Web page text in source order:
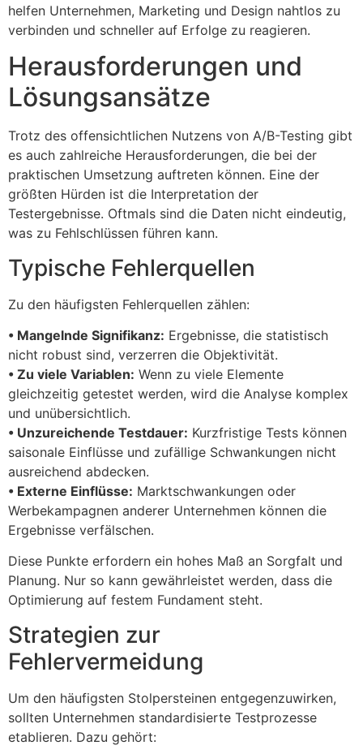
helfen Unternehmen, Marketing und Design nahtlos zu
verbinden und schneller auf Erfolge zu reagieren.
Herausforderungen und
Lösungsansätze
Trotz des offensichtlichen Nutzens von A/B-Testing gibt
es auch zahlreiche Herausforderungen, die bei der
praktischen Umsetzung auftreten können. Eine der
größten Hürden ist die Interpretation der
Testergebnisse. Oftmals sind die Daten nicht eindeutig,
was zu Fehlschlüssen führen kann.
Typische Fehlerquellen
Zu den häufigsten Fehlerquellen zählen:
• Mangelnde Signifikanz: Ergebnisse, die statistisch
nicht robust sind, verzerren die Objektivität.
• Zu viele Variablen: Wenn zu viele Elemente
gleichzeitig getestet werden, wird die Analyse komplex
und unübersichtlich.
• Unzureichende Testdauer: Kurzfristige Tests können
saisonale Einflüsse und zufällige Schwankungen nicht
ausreichend abdecken.
• Externe Einflüsse: Marktschwankungen oder
Werbekampagnen anderer Unternehmen können die
Ergebnisse verfälschen.
Diese Punkte erfordern ein hohes Maß an Sorgfalt und
Planung. Nur so kann gewährleistet werden, dass die
Optimierung auf festem Fundament steht.
Strategien zur
Fehlervermeidung
Um den häufigsten Stolpersteinen entgegenzuwirken,
sollten Unternehmen standardisierte Testprozesse
etablieren. Dazu gehört: